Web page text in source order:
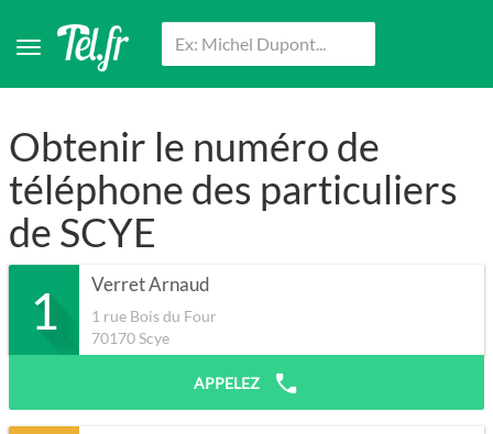
Obtenir le numéro de
téléphone des particuliers
de SCYE
1 Verret Arnaud
1 rue Bois du Four
70170Scye
APPELEZ